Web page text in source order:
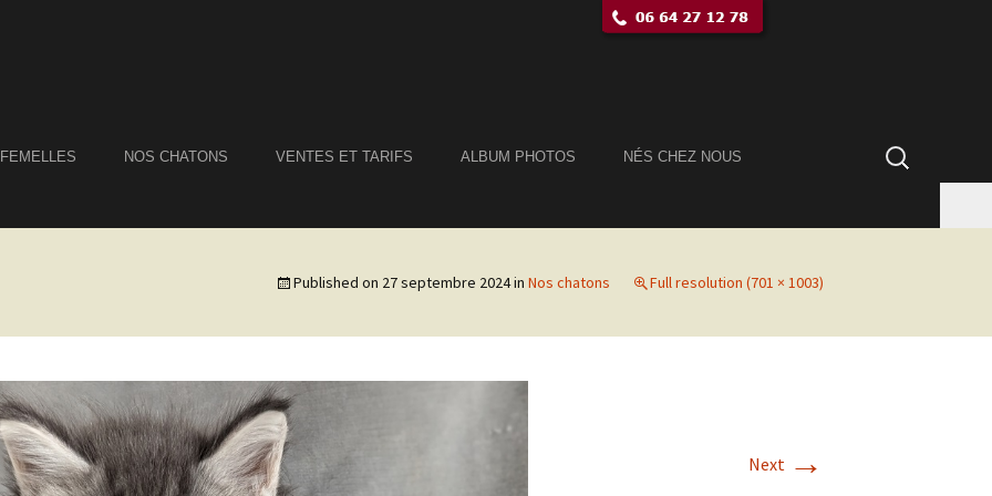
NOS CHATONS VENTES ET TARIFS ALBUM PHOTOS NÉS CHEZ NOUS Rechercher :
Published on 27 septembre 2024in Nos chatons Full resolution (701 × 1003)
Next →